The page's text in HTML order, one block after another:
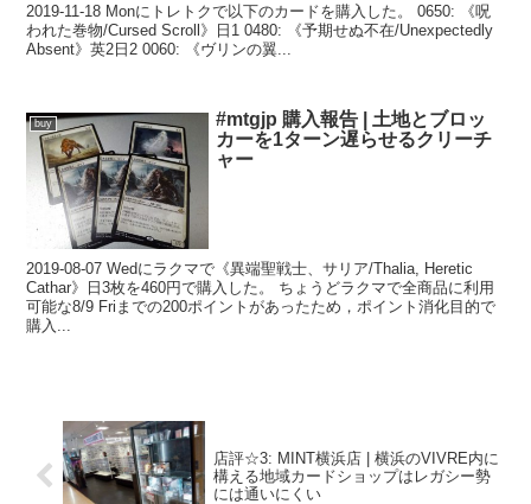
2019-11-18 Monにトレトクで以下のカードを購入した。 0650: 《呪
われた巻物/Cursed Scroll》日1 0480: 《予期せぬ不在/Unexpectedly
Absent》英2日2 0060: 《ヴリンの翼...
buy
#mtgjp 購入報告 | 土地とブロッ
カーを1ターン遅らせるクリーチ
ャー
2019-08-07 Wedにラクマで《異端聖戦士、サリア/Thalia, Heretic
Cathar》日3枚を460円で購入した。 ちょうどラクマで全商品に利用
可能な8/9 Friまでの200ポイントがあったため，ポイント消化目的で
購入...
店評☆3: MINT横浜店 | 横浜のVIVRE内に
構える地域カードショップはレガシー勢
には通いにくい